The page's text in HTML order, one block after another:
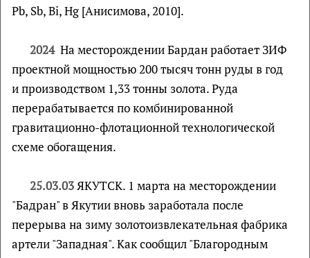
Pb, Sb, Bi, Hg [Анисимова, 2010].
2024 На месторождении Бардан работает ЗИФ
проектной мощностью 200 тысяч тонн руды в год
и производством 1,33 тонны золота. Руда
перерабатывается по комбинированной
гравитационно-флотационной технологической
схеме обогащения.
25.03.03ЯКУТСК. 1 марта на месторождении
"Бадран" в Якутии вновь заработала после
перерыва на зиму золотоизвлекательная фабрика
артели "Западная". Как сообщил "Благородным